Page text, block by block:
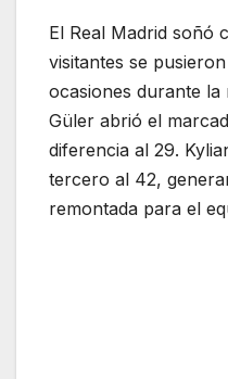
El Real Madrid soñó
visitantes se
ocasiones durante
Güler abrió el
diferencia al 29.
tercero al 42,
remontada para el